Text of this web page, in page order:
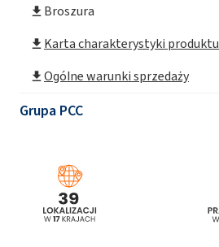
Broszura
Karta charakterystyki produktu
Ogólne warunki sprzedaży
Grupa PCC